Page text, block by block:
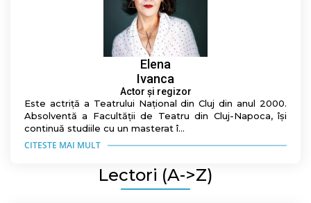
Elena
Ivanca
Actor și regizor
Este actriță a Teatrului Național din Cluj din anul 2000.
Absolventă a Facultății de Teatru din Cluj-Napoca, își
continuă studiile cu un masterat î...
CITESTE MAI MULT
Lectori (A->Z)